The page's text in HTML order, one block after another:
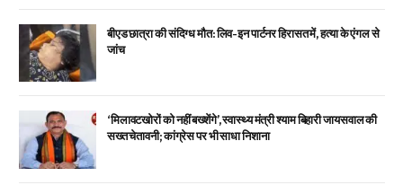
बीएड छात्रा की संदिग्ध मौत: लिव-इन पार्टनर हिरासत में, हत्या के एंगल से
जांच
‘मिलावटखोरों को नहीं बख्शेंगे’, स्वास्थ्य मंत्री श्याम बिहारी जायसवाल की
सख्त चेतावनी; कांग्रेस पर भी साधा निशाना